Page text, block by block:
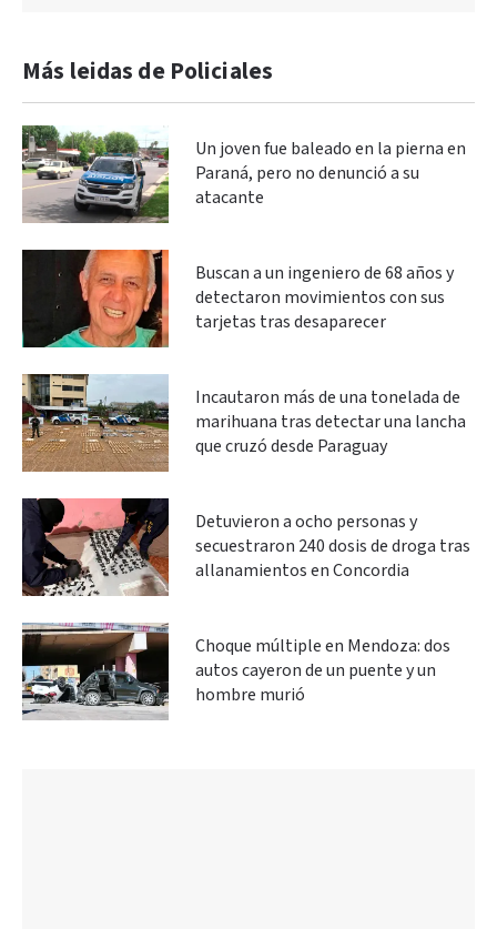
Más leidas de Policiales
Un joven fue baleado en la pierna en
Paraná, pero no denunció a su
atacante
Buscan a un ingeniero de 68 años y
detectaron movimientos con sus
tarjetas tras desaparecer
Incautaron más de una tonelada de
marihuana tras detectar una lancha
que cruzó desde Paraguay
Detuvieron a ocho personas y
secuestraron 240 dosis de droga tras
allanamientos en Concordia
Choque múltiple en Mendoza: dos
autos cayeron de un puente y un
hombre murió